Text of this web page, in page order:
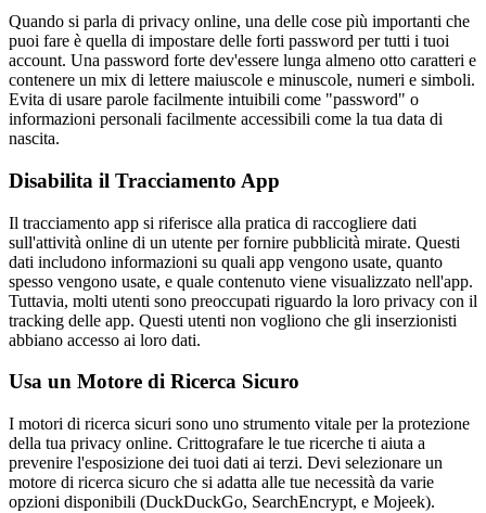
Quando si parla di privacy online, una delle cose più importanti che
puoi fare è quella di impostare delle forti password per tutti i tuoi
account. Una password forte dev'essere lunga almeno otto caratteri e
contenere un mix di lettere maiuscole e minuscole, numeri e simboli.
Evita di usare parole facilmente intuibili come "password" o
informazioni personali facilmente accessibili come la tua data di
nascita.
Disabilita il Tracciamento App
Il tracciamento app si riferisce alla pratica di raccogliere dati
sull'attività online di un utente per fornire pubblicità mirate. Questi
dati includono informazioni su quali app vengono usate, quanto
spesso vengono usate, e quale contenuto viene visualizzato nell'app.
Tuttavia, molti utenti sono preoccupati riguardo la loro privacy con il
tracking delle app. Questi utenti non vogliono che gli inserzionisti
abbiano accesso ai loro dati.
Usa un Motore di Ricerca Sicuro
I motori di ricerca sicuri sono uno strumento vitale per la protezione
della tua privacy online. Crittografare le tue ricerche ti aiuta a
prevenire l'esposizione dei tuoi dati ai terzi. Devi selezionare un
motore di ricerca sicuro che si adatta alle tue necessità da varie
opzioni disponibili (DuckDuckGo, SearchEncrypt, e Mojeek).